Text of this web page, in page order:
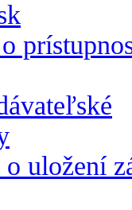
o uložení